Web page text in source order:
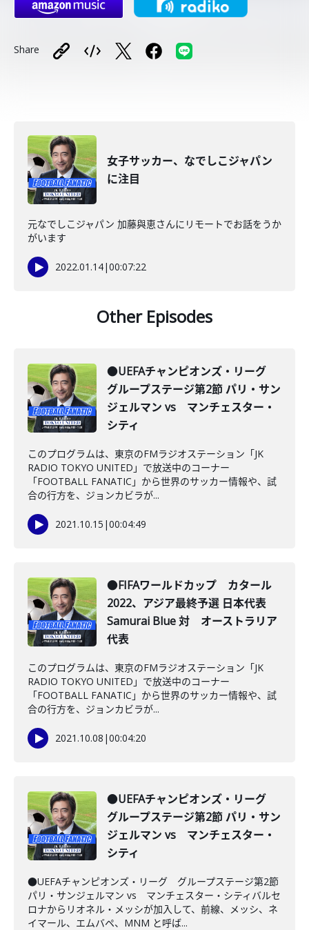
Share
女子サッカー、なでしこジャパン
に注目
元なでしこジャパン 加藤與恵さんにリモートでお話をうか
がいます
2022.01.14|00:07:22
Other Episodes
●UEFAチャンピオンズ・リーグ
グループステージ第2節 パリ・サン
ジェルマン vs マンチェスター・
シティ
このプログラムは、東京のFMラジオステーション「JK
RADIO TOKYO UNITED」で放送中のコーナー
「FOOTBALL FANATIC」から世界のサッカー情報や、試
合の行方を、ジョンカビラが...
2021.10.15 |00:04:49
●FIFAワールドカップ カタール
2022、アジア最終予選 日本代表
Samurai Blue 対 オーストラリア
代表
このプログラムは、東京のFMラジオステーション「JK
RADIO TOKYO UNITED」で放送中のコーナー
「FOOTBALL FANATIC」から世界のサッカー情報や、試
合の行方を、ジョンカビラが...
2021.10.08 |00:04:20
●UEFAチャンピオンズ・リーグ
グループステージ第2節 パリ・サン
ジェルマン vs マンチェスター・
シティ
●UEFAチャンピオンズ・リーグ グループステージ第2節
パリ・サンジェルマン vs マンチェスター・シティバルセ
ロナからリオネル・メッシが加入して、前線、メッシ、ネ
イマール、エムバペ、MNM と呼ば...